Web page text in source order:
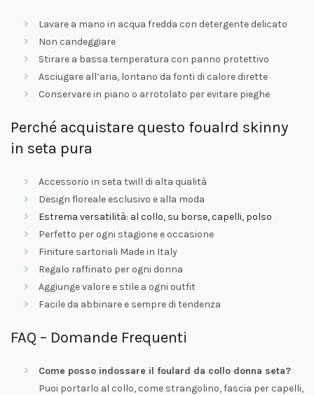
Lavare a mano in acqua fredda con detergente delicato
Non candeggiare
Stirare a bassa temperatura con panno protettivo
Asciugare all’aria, lontano da fonti di calore dirette
Conservare in piano o arrotolato per evitare pieghe
Perché acquistare questo foualrd skinny
in seta pura
Accessorio in seta twill di alta qualità
Design floreale esclusivo e alla moda
Estrema versatilità: al collo, su borse, capelli, polso
Perfetto per ogni stagione e occasione
Finiture sartoriali Made in Italy
Regalo raffinato per ogni donna
Aggiunge valore e stile a ogni outfit
Facile da abbinare e sempre di tendenza
FAQ – Domande Frequenti
Come posso indossare il foulard da collo donna seta?
Puoi portarlo al collo, come strangolino, fascia per capelli,